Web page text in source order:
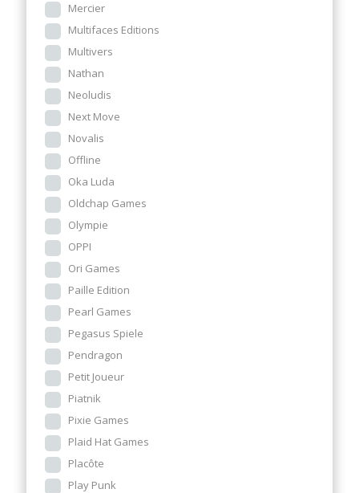
Mercier
Multifaces Editions
Multivers
Nathan
Neoludis
Next Move
Novalis
Offline
Oka Luda
Oldchap Games
Olympie
OPPI
Ori Games
Paille Edition
Pearl Games
Pegasus Spiele
Pendragon
Petit Joueur
Piatnik
Pixie Games
Plaid Hat Games
Placôte
Play Punk